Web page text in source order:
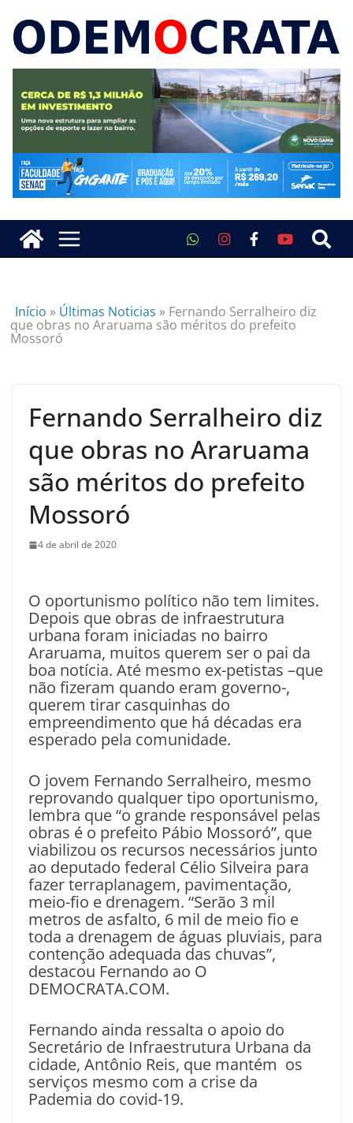
Início » Últimas Noticias » Fernando Serralheiro diz
que obras no Araruama são méritos do prefeito
Mossoró
Fernando Serralheiro diz
que obras no Araruama
são méritos do prefeito
Mossoró
4 de abril de 2020
O oportunismo político não tem limites.
Depois que obras de infraestrutura
urbana foram iniciadas no bairro
Araruama, muitos querem ser o pai da
boa notícia. Até mesmo ex-petistas –que
não fizeram quando eram governo-,
querem tirar casquinhas do
empreendimento que há décadas era
esperado pela comunidade.
O jovem Fernando Serralheiro, mesmo
reprovando qualquer tipo oportunismo,
lembra que “o grande responsável pelas
obras é o prefeito Pábio Mossoró”, que
viabilizou os recursos necessários junto
ao deputado federal Célio Silveira para
fazer terraplanagem, pavimentação,
meio-fio e drenagem. “Serão 3 mil
metros de asfalto, 6 mil de meio fio e
toda a drenagem de águas pluviais, para
contenção adequada das chuvas”,
destacou Fernando ao O
DEMOCRATA.COM.
Fernando ainda ressalta o apoio do
Secretário de Infraestrutura Urbana da
cidade, Antônio Reis, que mantém os
serviços mesmo com a crise da
Pademia do covid-19.